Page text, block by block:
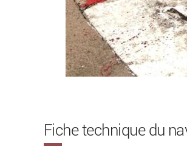
Fiche technique du